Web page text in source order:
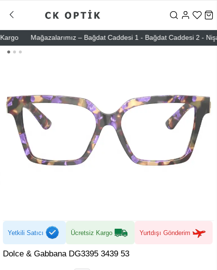
Mağazalarımız – Bağdat Caddesi 1 - Bağdat Caddesi 2 -
Yetkili Satıcı Ücretsiz Kargo Yurtdışı Gönderim
Dolce & Gabbana DG3395 3439 53